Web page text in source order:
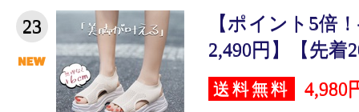
23
【ポイント5倍
2,490円】【先着
送料無料 4,980